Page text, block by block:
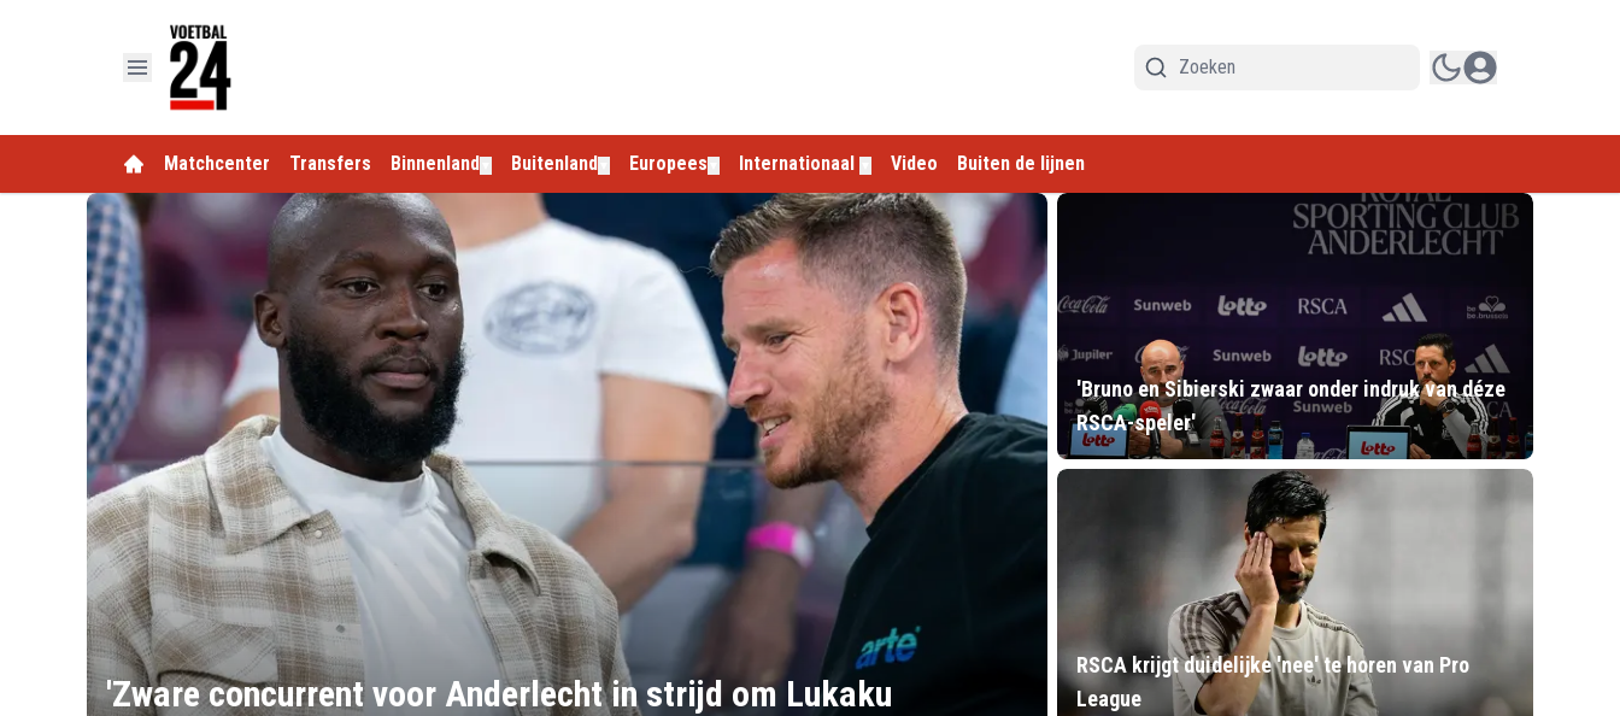
Matchcenter Transfers Binnenland Buitenland Europees Internationaal Video Buiten de lijnen
'Zware concurrent voor Anderlecht in strijd om Lukaku
'Bruno en Sibierski zwaar onder indruk van déze
RSCA-speler'
RSCA krijgt duidelijke 'nee' te horen van Pro
League